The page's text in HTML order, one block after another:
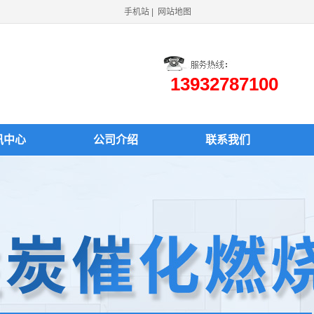
手机站 网站地图
13932787100
中心 公司介绍 联系我们